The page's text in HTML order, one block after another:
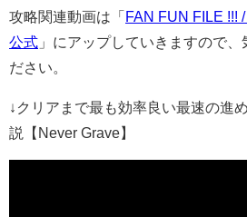
攻略関連動画は「 FAN FUN FILE !!!
公式 」にアップしていきますので、
ださい。
↓クリアまで最も効率良い最速の進
説【Never Grave】